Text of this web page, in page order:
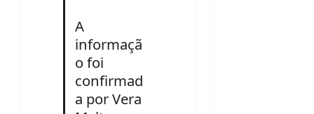
A
informaçã
o foi
confirmad
a por Vera